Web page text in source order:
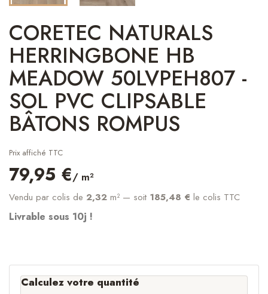
CORETEC NATURALS
HERRINGBONE HB
MEADOW 50LVPEH807 -
SOL PVC CLIPSABLE
BÂTONS ROMPUS
Prix affiché TTC
79,95 €/ m²
Vendu par colis de 2,32 m² — soit 185,48 € le colis TTC
Livrable sous 10j !
Calculez votre quantité